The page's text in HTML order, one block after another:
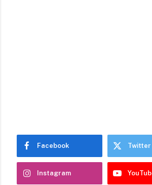
Facebook Twitter
Instagram